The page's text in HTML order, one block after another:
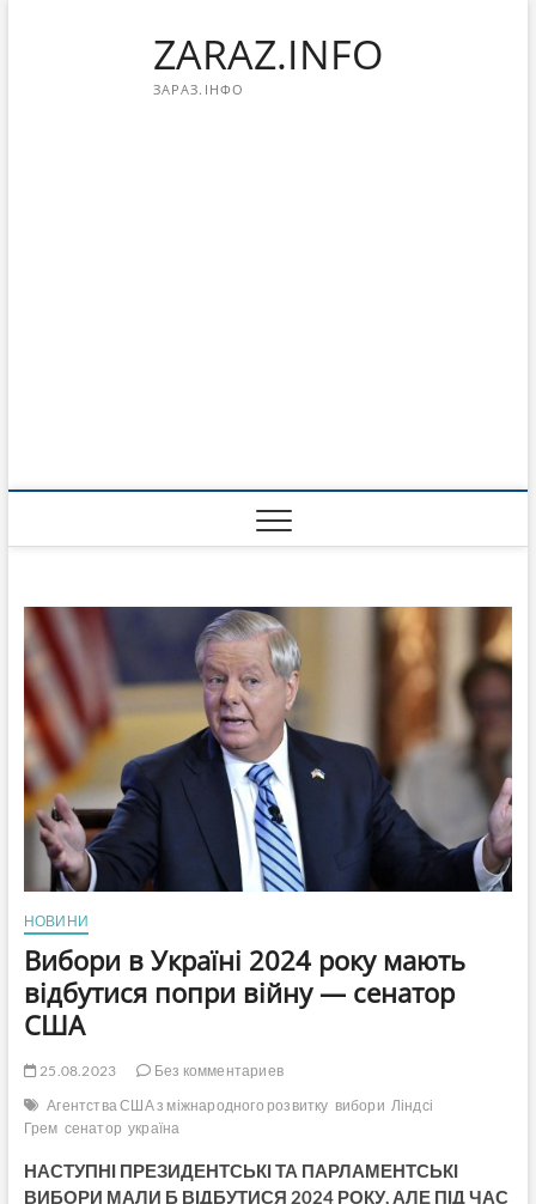
ZARAZ.INFO
ЗАРАЗ.ІНФО
НОВИНИ
Вибори в Україні 2024 року мають
відбутися попри війну — сенатор
США
25.08.2023
Без комментариев
Агентства США з міжнародного розвитку вибори Ліндсі
Грем сенатор україна
НАСТУПНІ ПРЕЗИДЕНТСЬКІ ТА ПАРЛАМЕНТСЬКІ
ВИБОРИ МАЛИ Б ВІДБУТИСЯ 2024 РОКУ, АЛЕ ПІД ЧАС